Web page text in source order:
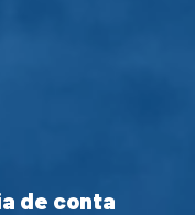
de conta